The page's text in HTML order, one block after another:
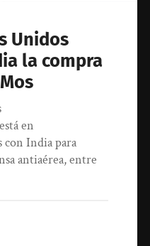
Unidos
la compra
en
con India para
antiaérea, entre